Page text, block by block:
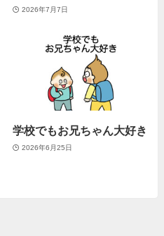
2026年7月7日
学校でもお兄ちゃん大好き
2026年6月25日